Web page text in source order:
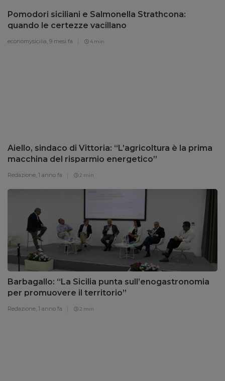
Pomodori siciliani e Salmonella Strathcona:
quando le certezze vacillano
economysicilia, 9 mesi fa 4 min
Aiello, sindaco di Vittoria: “L’agricoltura è la prima
macchina del risparmio energetico”
Redazione, 1 anno fa 2 min
Barbagallo: “La Sicilia punta sull’enogastronomia
per promuovere il territorio”
Redazione, 1 anno fa 2 min